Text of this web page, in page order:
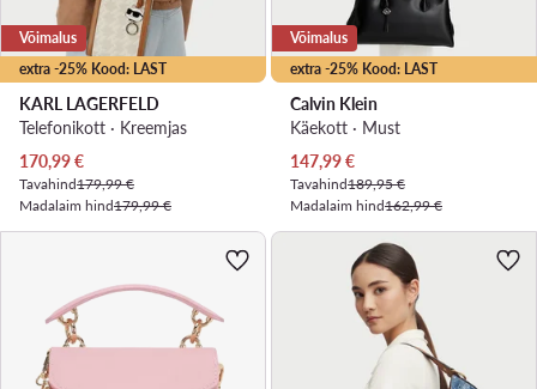
extra -25% Kood: LAST
Võimalus
KARL LAGERFELD
Telefonikott · Kreemjas
Praegune hind
170,99€
Tavahind179,99 €
Madalaim hind179,99 €
extra -25% Kood: LAST
Võimalus
Calvin Klein
Käekott · Must
Praegune hind
147,99€
Tavahind189,95 €
Madalaim hind162,99 €